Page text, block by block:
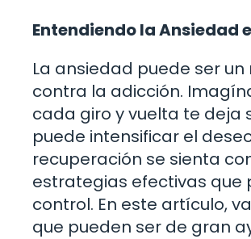
Entendiendo la Ansiedad
La ansiedad puede ser
contra la adicción.
cada giro y vuelta te deja
puede intensificar el
recuperación se sienta
estrategias efectivas que
control. En este artículo,
que pueden ser de gran